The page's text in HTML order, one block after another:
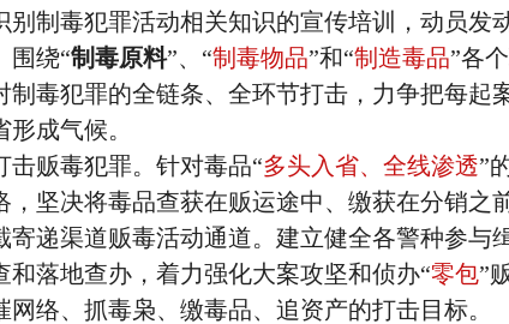
别制毒犯罪活动相关知识的宣传培训，动员发
围绕“制毒原料”、“制毒物品”和“制造毒品”各
制毒犯罪的全链条、全环节打击，力争把每起
成气候。
毒犯罪。针对毒品“多头入省、全线渗透”
，坚决将毒品查获在贩运途中、缴获在分销之
寄递渠道贩毒活动通道。建立健全各警种参与
和落地查办，着力强化大案攻坚和侦办“零包”
网络、抓毒枭、缴毒品、追资产的打击目标。